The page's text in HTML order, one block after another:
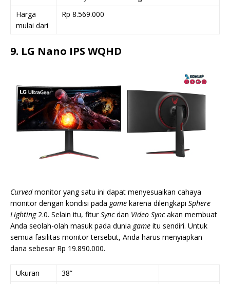
Harga
mulai dari
Rp 8.569.000
9. LG Nano IPS WQHD
Curvedmonitor yang satu ini dapat menyesuaikan cahaya
monitor dengan kondisi pada game karena dilengkapi Sphere
Lighting2.0. Selain itu, fiturSyncdan Video Syncakan membuat
Anda seolah-olah masuk pada dunia game itu sendiri. Untuk
semua fasilitas monitor tersebut, Anda harus menyiapkan
dana sebesar Rp 19.890.000.
Ukuran
38”